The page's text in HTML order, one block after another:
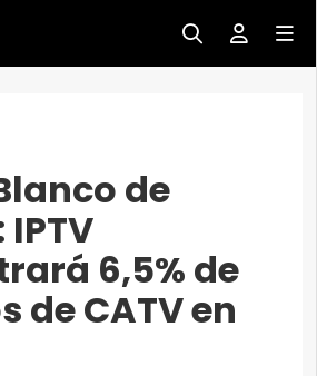
de
6,5% de
de CATV en